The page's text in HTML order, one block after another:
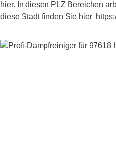
hier. In diesen PLZ Bereichen
diese Stadt finden Sie hier: